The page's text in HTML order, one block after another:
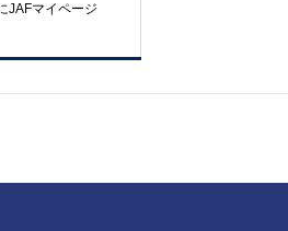
JAFマイページ